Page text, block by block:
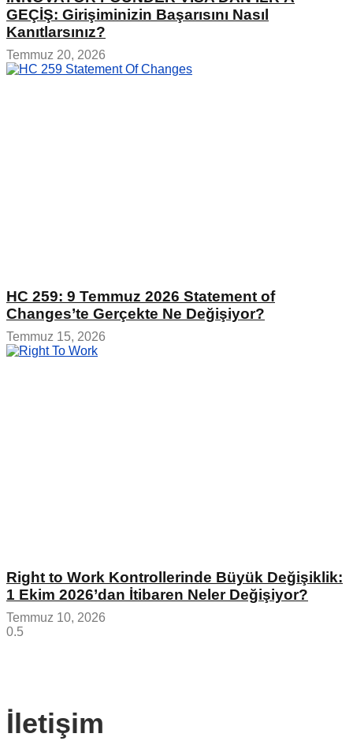
GEÇİŞ: Girişiminizin Başarısını Nasıl
Kanıtlarsınız?
Temmuz 20, 2026
HC 259: 9 Temmuz 2026 Statement of
Changes’te Gerçekte Ne Değişiyor?
Temmuz 15, 2026
Right to Work Kontrollerinde Büyük Değişiklik:
1 Ekim 2026’dan İtibaren Neler Değişiyor?
Temmuz 10, 2026
İletişim